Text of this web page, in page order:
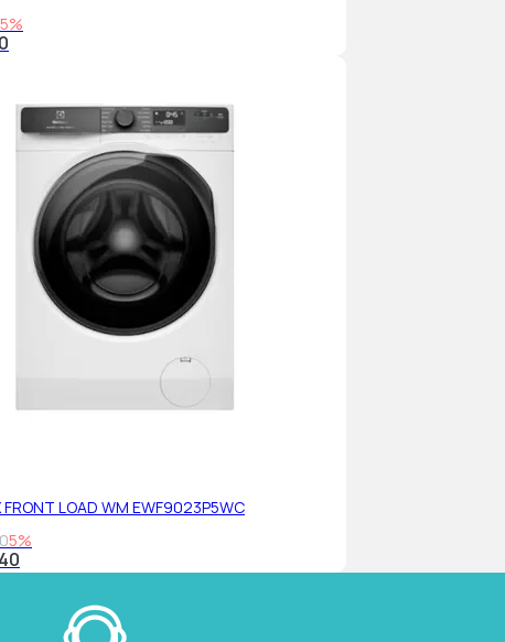
5%
FRONT LOAD WM EWF9023P5WC
5%